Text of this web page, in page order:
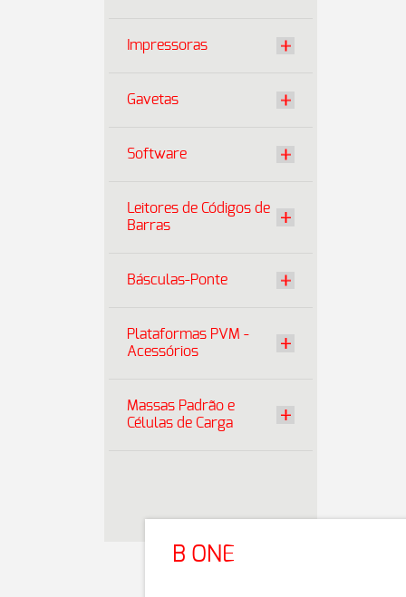
Impressoras
Gavetas
Software
Leitores de Códigos de
Barras
Básculas-Ponte
Plataformas PVM -
Acessórios
Massas Padrão e
Células de Carga
B ONE